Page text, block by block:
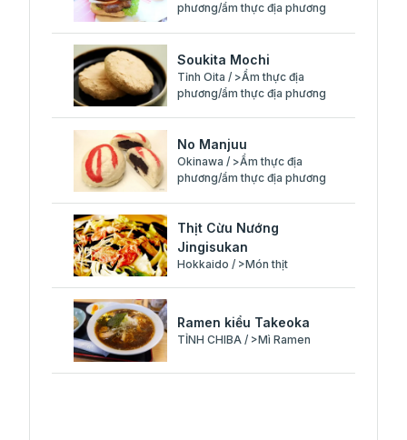
phương/ẩm thực địa phương
Soukita Mochi
Tỉnh Oita / >Ẩm thực địa
phương/ẩm thực địa phương
No Manjuu
Okinawa / >Ẩm thực địa
phương/ẩm thực địa phương
Thịt Cừu Nướng
Jingisukan
Hokkaido / >Món thịt
Ramen kiểu Takeoka
TỈNH CHIBA / >Mì Ramen